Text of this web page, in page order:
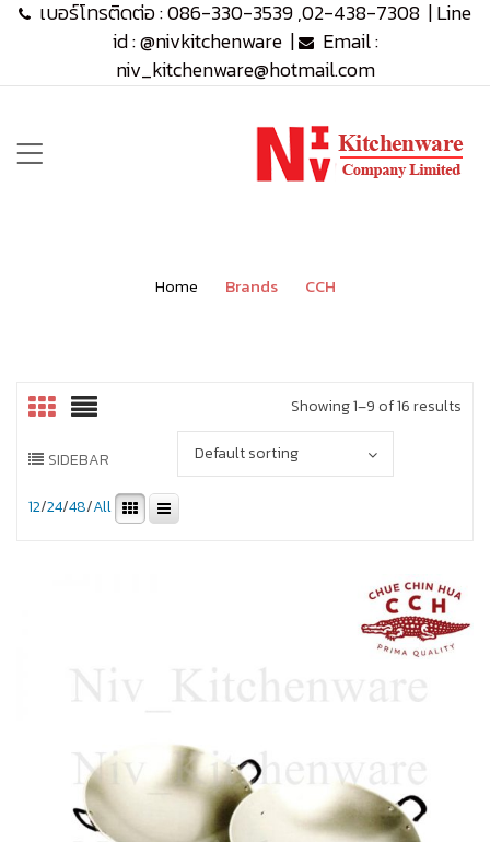
เบอร์โทรติดต่อ :086-330-3539,02-438-7308 |Line
id :@nivkitchenware|
Email :
niv_kitchenware@hotmail.com
Home Brands CCH
Showing 1–9 of 16 results
SIDEBAR Default sorting
12/24/48/All